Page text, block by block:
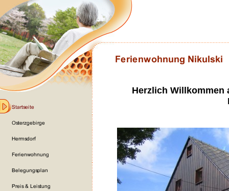
Herzlich Willkommen